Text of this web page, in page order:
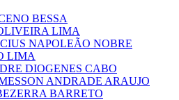
BESSA
LIMA
NAPOLEÃO NOBRE
LIMA
DIOGENES CABO
ANDRADE ARAUJO
BARRETO